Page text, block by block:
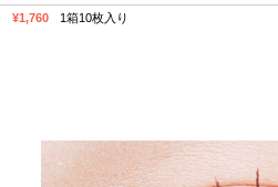
¥1,760 1箱10枚入り